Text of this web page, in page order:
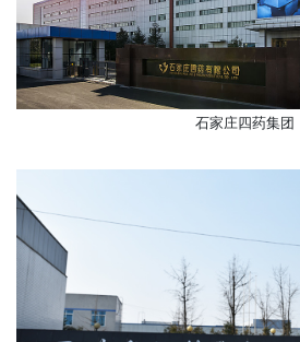
石家庄四药集团